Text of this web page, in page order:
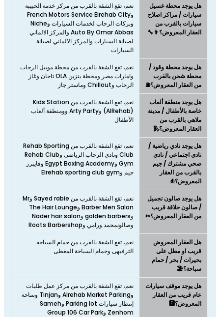
هل يوجد محطة غسيل
سيارات / مراكز اصلاح
سيارات بالقرب من
العقار المعروض؟👨‍🔧
نعم، تقع الشقة بالقرب من مركز خدمة الحبيبة
وFrench Motors Service Elrehab City
وبركات الرحاب لخدمات السيارات وNiche
Auto By Omar Abbas والمركز الالماني
لصيانة السيارات والمركز الالماني لصيانة
السيارات
هل يوجد محطة وقود /
محطة شحن بالقرب
من العقار المعروض؟⛽
نعم، تقع الشقة بالقرب من محطة موبيل الرحاب
وامارات مصر ومحطة بنزين OLA تاجان وغاز
الرحاب وChillout وماستر جاز
هل يوجد منطقة ألعاب
خاصة بالأطفال / مدينة
ملاهي بالقرب من
العقار المعروض؟🛝
نعم، تقع الشقة بالقرب من Kids Station
(AlRehab) وArty Party وومنطقة ألعاب
الأطفال
هل يوجد نادي رياضية /
نادي اجتماعي / نادي
صحي مشترك / جيم
بالقرب من العقار
المعروض؟⛹
نعم، تقع الشقة بالقرب من Rehab Sporting
Club ونادي الرحاب الرياضي وRehab Club
Gym وEgypt Boxing Academy وفايبرز
جيم وElrehab sporting club gym
هل يوجد صالون تجميل
/ صالون حلاقة قريب
من العقار المعروض؟✂
نعم، تقع الشقة بالقرب من Sayed rabie وMr
Barber Men Salon وThe Hair Lounge
وgolden barbers وNader hair salon
وصالونمحمد ورامي وRoots Barbershop
هل العقار المعروض
قريب او مطل على
بحيرات / بحر / حمام
سباحة؟🏖️
نعم، تقع الشقة بالقرب من حمام السباحه
الترفيهى وحمام السباحة المغطى
هل يوجد موقف سيارات
عام قريب من العقار
المعروض؟🅿️
نعم، تقع الشقة بالقرب من مركز عمل طلبات
وAlrehab Market Parking وTinjan وساحة
إنتظار سيارات Parking lot وSameh
Zenhom وGroup 106 Car Park